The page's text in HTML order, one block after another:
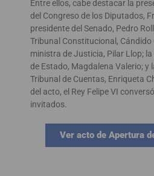
Entre ellos, cabe destacar la
del Congreso de los Diputados,
presidente del Senado, Pedro
Tribunal Constitucional, Cándido
ministra de Justicia, Pilar Llop;
de Estado, Magdalena Valerio; y
Tribunal de Cuentas, Enriqueta
del acto, el Rey Felipe VI
invitados.
Ver acto de Apertura